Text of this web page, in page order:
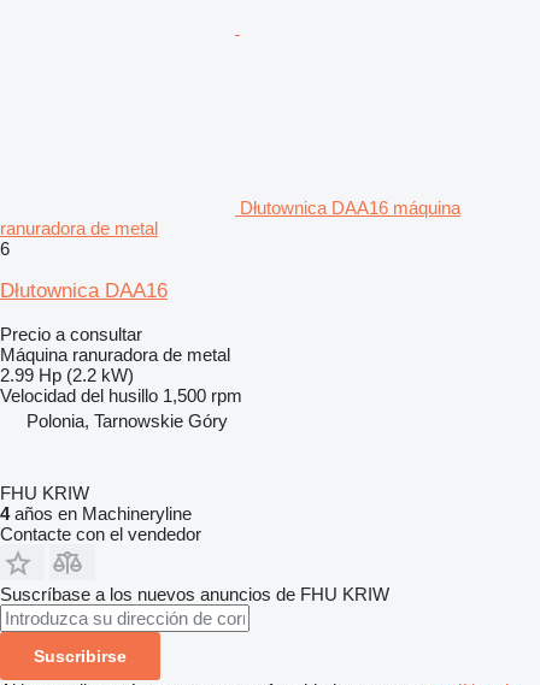
Dłutownica DAA16 máquina
ranuradora de metal
6
Dłutownica DAA16
Precio a consultar
Máquina ranuradora de metal
2.99 Hp (2.2 kW)
Velocidad del husillo 1,500 rpm
Polonia, Tarnowskie Góry
FHU KRIW
4años en Machineryline
Contacte con el vendedor
Suscríbase a los nuevos anuncios de FHU KRIW
Suscribirse